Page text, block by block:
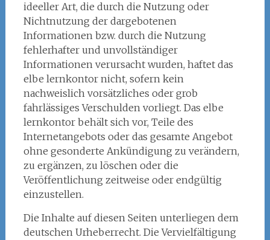
ideeller Art, die durch die Nutzung oder
Nichtnutzung der dargebotenen
Informationen bzw. durch die Nutzung
fehlerhafter und unvollständiger
Informationen verursacht wurden, haftet das
elbe lernkontor nicht, sofern kein
nachweislich vorsätzliches oder grob
fahrlässiges Verschulden vorliegt. Das elbe
lernkontor behält sich vor, Teile des
Internetangebots oder das gesamte Angebot
ohne gesonderte Ankündigung zu verändern,
zu ergänzen, zu löschen oder die
Veröffentlichung zeitweise oder endgültig
einzustellen.
Die Inhalte auf diesen Seiten unterliegen dem
deutschen Urheberrecht. Die Vervielfältigung